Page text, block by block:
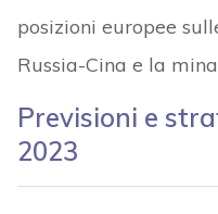
posizioni europee
Russia-Cina e la
Previsioni e
2023